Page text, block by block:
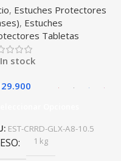
Samsung Galaxy
A8 10.5 2021 – 2022
x200 SM-x205 Anti
con soporte
, Estuches Protectores
, Estuches
Tabletas
In stock
EST-CRRD-GLX-A8-10.5
1 kg